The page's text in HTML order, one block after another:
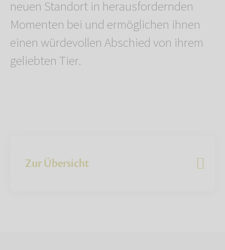
neuen Standort in herausfordernden
Momenten bei und ermöglichen ihnen
einen würdevollen Abschied von ihrem
geliebten Tier.
Zur Übersicht